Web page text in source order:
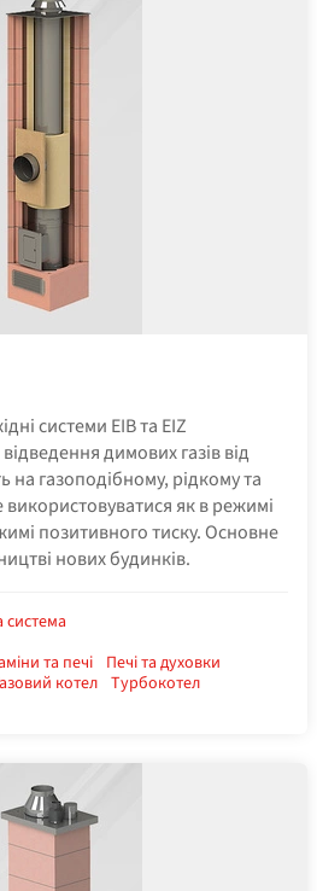
системи EIB та EIZ
димових газів від
газоподібному, рідкому та
як в режимі
позитивного тиску. Основне
нових будинків.
та печі Печі та духовки
котел Турбокотел